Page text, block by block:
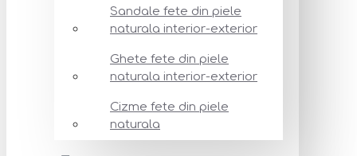
Sandale fete din piele
naturala interior-exterior
Ghete fete din piele
naturala interior-exterior
Cizme fete din piele
naturala